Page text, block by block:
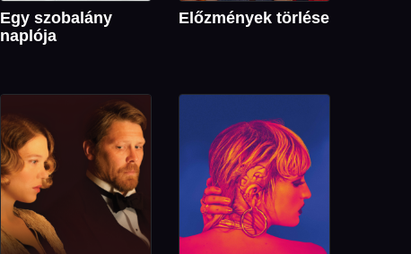
Egy szobalány
naplója
Előzmények törlése